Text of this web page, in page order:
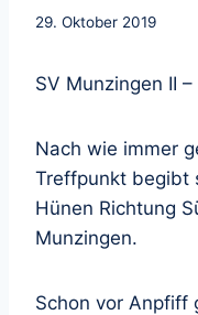
29. Oktober 2019
SV Munzingen II
Nach wie immer
Treffpunkt begibt
Hünen Richtung
Munzingen.
Schon vor Anpfiff